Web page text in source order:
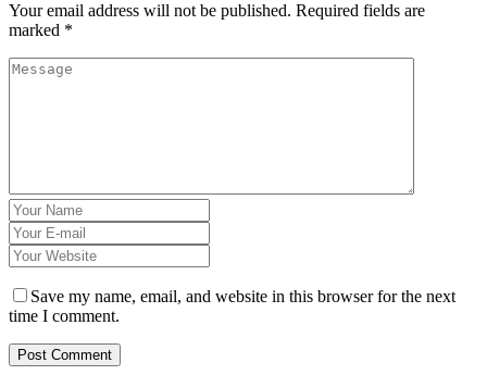
Your email address will not be published. Required fields are
marked *
Save my name, email, and website in this browser for the next
time I comment.